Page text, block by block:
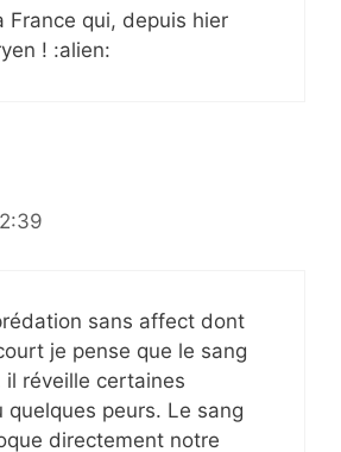
France qui, depuis hier
! :alien:
sans affect dont
je pense que le sang
il réveille certaines
quelques peurs. Le sang
directement notre